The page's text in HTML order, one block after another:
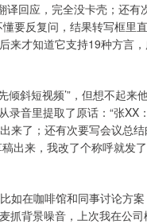
译回应，完全没卡壳；还
要反复问，结果转写框里
来才知道它支持19种方言
斜短视频’”，但想不起来
录音里提取了原话：“张
来了；还有次要写会议总
出来，我改了个称呼就发
在咖啡馆和同事讨论方
抓背景噪音，上次我在公